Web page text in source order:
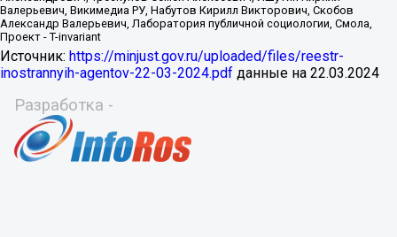
Источник: https://minjust.gov.ru/uploaded/files/reestr-
inostrannyih-agentov-22-03-2024.pdf данные на 22.03.2024
Разработка -